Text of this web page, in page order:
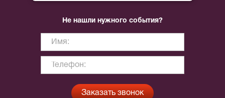
Не нашли нужного события?